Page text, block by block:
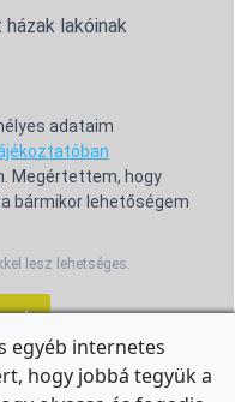
lakóinak
adataim
Megértettem, hogy
bármikor lehetőségem
lesz lehetséges.
egyéb internetes
hogy jobbá tegyük a